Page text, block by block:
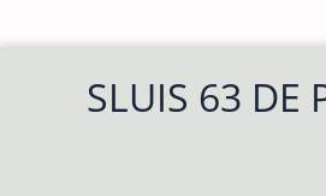
SLUIS 63 DE